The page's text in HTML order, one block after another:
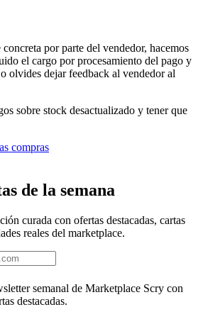
por parte del vendedor, hacemos
el cargo por procesamiento del pago y
olvides dejar feedback al vendedor al
sobre stock desactualizado y tener que
compras
de la semana
curada con ofertas destacadas, cartas
reales del marketplace.
semanal de Marketplace Scry con
destacadas.